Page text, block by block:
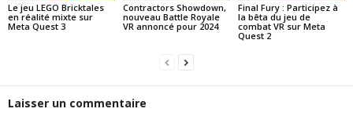
Le jeu LEGO Bricktales
en réalité mixte sur
Meta Quest 3
Contractors Showdown,
nouveau Battle Royale
VR annoncé pour 2024
Final Fury : Participez à
la bêta du jeu de
combat VR sur Meta
Quest 2
Laisser un commentaire